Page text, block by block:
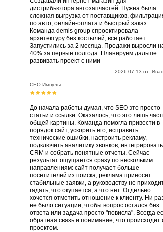
дистрибьютора автозапчастей. Нужна была
сложная выгрузка от поставщиков,
по авто, онлайн-оплата и быстрый заказ.
Команда demis group спроектировала
архитектуру без костылей, всё работает.
Запустились за 2 месяца. Продажи выросли
40% за первые полгода. Планируем дальше
развивать проект с ними
2026-07-13 от: Иван
СЕО-Импульс
До начала работы думал, что SEO это просто
статьи и ссылки. Оказалось, что это лишь
общей картины. Команда помогла привести в
порядок сайт, ускорить его, исправить
технические ошибки, настроить рекламу,
подключить аналитику звонков, интегрировать
CRM и собрать понятные отчеты. Сейчас
результат ощущается сразу по нескольким
направлениям: сайт получает больше
посетителей из поиска, реклама приносит
стабильные заявки, а руководству не
гадать, что окупается, а что нет. Отдельно
хочется отметить отношение к клиенту. Ни
не было ситуации, чтобы вопрос остался без
ответа или задача просто "повисла". Всегда
обратная связь и понимание, что происходит
проектом.